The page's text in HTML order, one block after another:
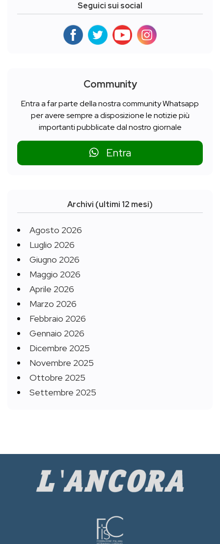
Seguici sui social
Community
Entra a far parte della nostra community Whatsapp
per avere sempre a disposizione le notizie più
importanti pubblicate dal nostro giornale
Entra
Archivi (ultimi 12 mesi)
Agosto 2026
Luglio 2026
Giugno 2026
Maggio 2026
Aprile 2026
Marzo 2026
Febbraio 2026
Gennaio 2026
Dicembre 2025
Novembre 2025
Ottobre 2025
Settembre 2025